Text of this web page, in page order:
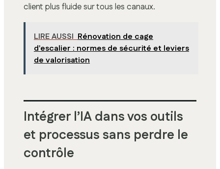
client plus fluide sur tous les canaux.
LIRE AUSSI Rénovation de cage
d'escalier : normes de sécurité et leviers
de valorisation
Intégrer l’IA dans vos outils
et processus sans perdre le
contrôle